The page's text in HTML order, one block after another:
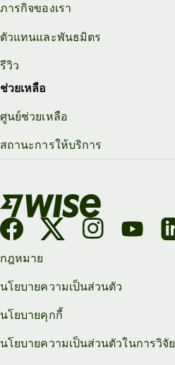
ภารกิจของเรา
ตัวแทนและพันธมิตร
รีวิว
ช่วยเหลือ
ศูนย์ช่วยเหลือ
สถานะการให้บริการ
กฎหมาย
นโยบายความเป็นส่วนตัว
นโยบายคุกกี้
นโยบายความเป็นส่วนตัวในการวิจัย